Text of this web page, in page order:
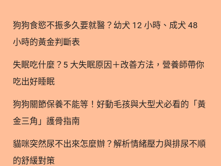
品，請諮詢醫師或專業醫療人員後再做食用。 2. 孕
哺期補充磷蝦油的研究 磷蝦油的Omega-3以磷脂型
吸收利用轉化，進而可能有效率地提高懷孕期
Omega-3運輸給胎兒和在哺乳期母乳中的Omega-3含
量。 2.1. 磷蝦油｜支援腦部與視覺發展 根據一項針
蝦油(250毫
狗狗食慾不振多久要就醫？幼犬 12 小時、成犬 48
小時的黃金判斷表
失眠吃什麼？5 大失眠原因＋改善方法，營養師帶你
吃出好睡眠
狗狗關節保養不能等！好動毛孩與大型犬必看的「黃
金三角」護骨指南
貓咪突然尿不出來怎麼辦？解析情緒壓力與排尿不順
的舒緩對策